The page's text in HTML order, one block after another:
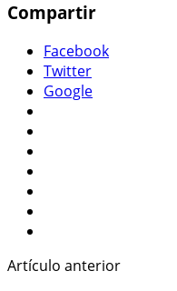
Compartir
Facebook
Twitter
Google
Artículo anterior